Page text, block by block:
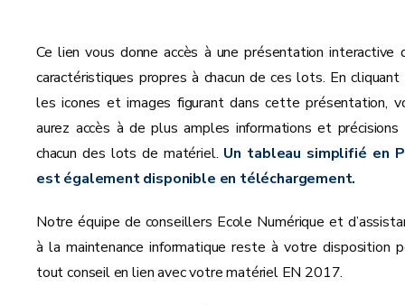
Ce lien vous donne accès à une présentation interactive
caractéristiques propres à chacun de ces lots. En cliquant
les icones et images figurant dans cette présentation,
aurez accès à de plus amples informations et précisions
chacun des lots de matériel. Un tableau simplifié en
est également disponible en téléchargement.
Notre équipe de conseillers Ecole Numérique et
à la maintenance informatique reste à votre disposition
tout conseil en lien avec votre matériel EN 2017.